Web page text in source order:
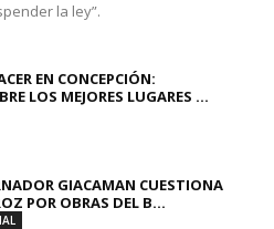
la ley”.
EN CONCEPCIÓN:
LOS MEJORES LUGARES ...
GIACAMAN CUESTIONA
POR OBRAS DEL B...